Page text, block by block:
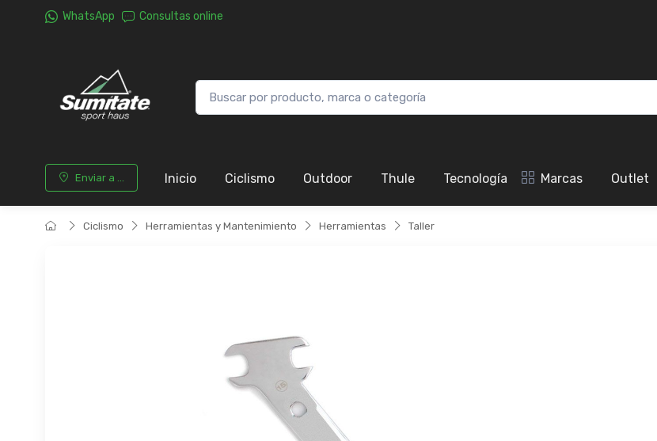
WhatsApp Consultas online
Enviar a ... Inicio Ciclismo Outdoor Thule Tecnología Marcas Outlet
Ciclismo Herramientas y Mantenimiento Herramientas Taller